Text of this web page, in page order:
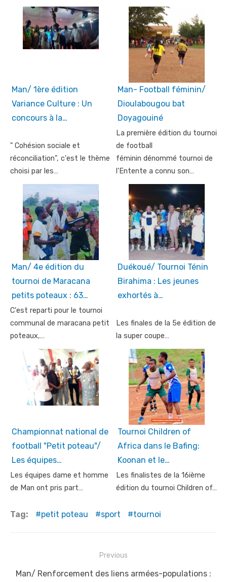
Man/ 1ère édition
Variance Culture : Un
concours à la…
" Cohésion sociale et
réconciliation", c'est le thème
choisi par les…
Man- Football féminin/
Dioulabougou bat
Doyagouiné
La première édition du tournoi
de football
féminin dénommé tournoi de
l'Entente a connu son…
Man/ 4e édition du
tournoi de Maracana
petits poteaux : 63…
C'est reparti pour le tournoi
communal de maracana petit
poteaux,…
Duékoué/ Tournoi Ténin
Birahima : Les jeunes
exhortés à…
Les finales de la 5e édition de
la super coupe…
Championnat national de
football "Petit poteau"/
Les équipes…
Les équipes dame et homme
de Man ont pris part…
Tournoi Children of
Africa dans le Bafing:
Koonan et le…
Les finalistes de la 16ième
édition du tournoi Children of…
Tag: petit poteau sport tournoi
navigation
Previous
Previous
Man/ Renforcement des liens armées-populations :